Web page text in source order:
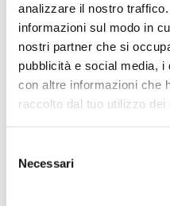
analizzare il nostro
informazioni sul modo in
nostri partner che si
pubblicità e social media, i
con altre informazioni che
raccolto dal tuo utilizzo dei
delNecessari
La Comunità Educativa “Il
umbro in pietra faccia a
nel cuore del paese.
L’equipe degli educatori è